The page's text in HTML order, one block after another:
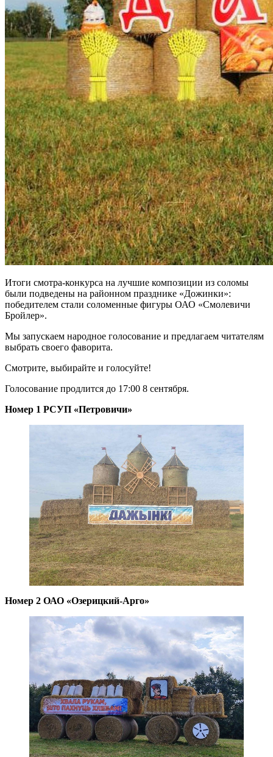
Итоги смотра-конкурса на лучшие композиции из соломы
были подведены на районном празднике «Дожинки»:
победителем стали соломенные фигуры ОАО «Смолевичи
Бройлер».
Мы запускаем народное голосование и предлагаем читателям
выбрать своего фаворита.
Смотрите, выбирайте и голосуйте!
Голосование продлится до 17:00 8 сентября.
Номер 1 РСУП «Петровичи»
Номер 2 ОАО «Озерицкий-Арго»